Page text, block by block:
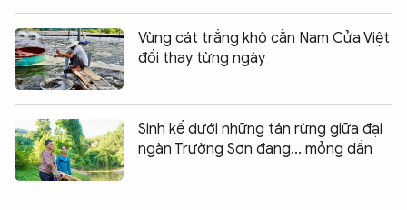
Vùng cát trắng khô cằn Nam Cửa Việt
đổi thay từng ngày
Sinh kế dưới những tán rừng giữa đại
ngàn Trường Sơn đang... mỏng dần